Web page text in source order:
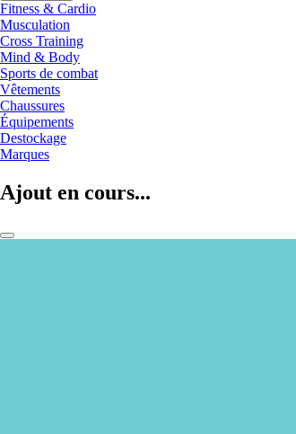
Fitness & Cardio
Musculation
Cross Training
Mind & Body
Sports de combat
Vêtements
Chaussures
Équipements
Destockage
Marques
Ajout en cours...